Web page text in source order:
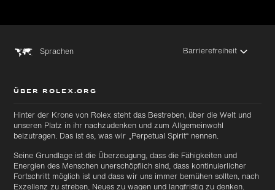
Sprachen Barrierefreiheit
ÜBER ROLEX.ORG
Hinter der Krone von Rolex steht das Bestreben, über die Welt und
unseren Platz in ihr nachzudenken und zum Allgemeinwohl
beizutragen. Das ist es, was wir „Perpetual Spirit“ nennen.
Seine Grundlage ist die Überzeugung, dass die Fähigkeiten und
Energien des Menschen unerschöpflich sind, dass kontinuierlicher
Fortschritt möglich ist und dass wir uns immer bemühen sollten, nach
Exzellenz zu streben, Neues zu wagen und langfristig zu denken.